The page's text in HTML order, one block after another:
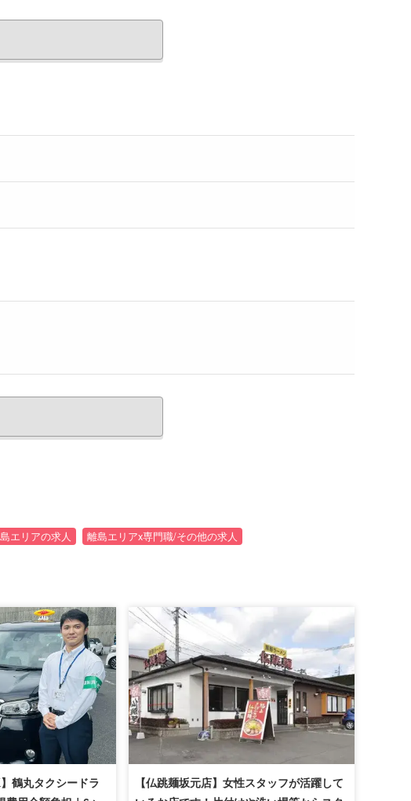
エリアの求人 離島エリアx専門職/その他の求人
鶴丸タクシードラ
【仏跳麺坂元店】女性スタッフが活躍して